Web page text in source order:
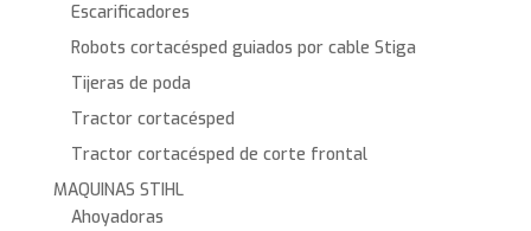
Escarificadores
Robots cortacésped guiados por cable Stiga
Tijeras de poda
Tractor cortacésped
Tractor cortacésped de corte frontal
MAQUINAS STIHL
Ahoyadoras